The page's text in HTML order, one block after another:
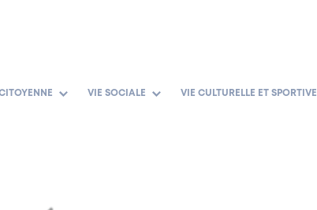
VIE SOCIALE VIE CULTURELLE ET SPORTIVE